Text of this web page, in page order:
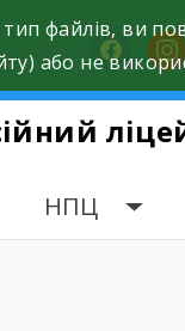
facebook
НПЦ
файлів, ви
або не